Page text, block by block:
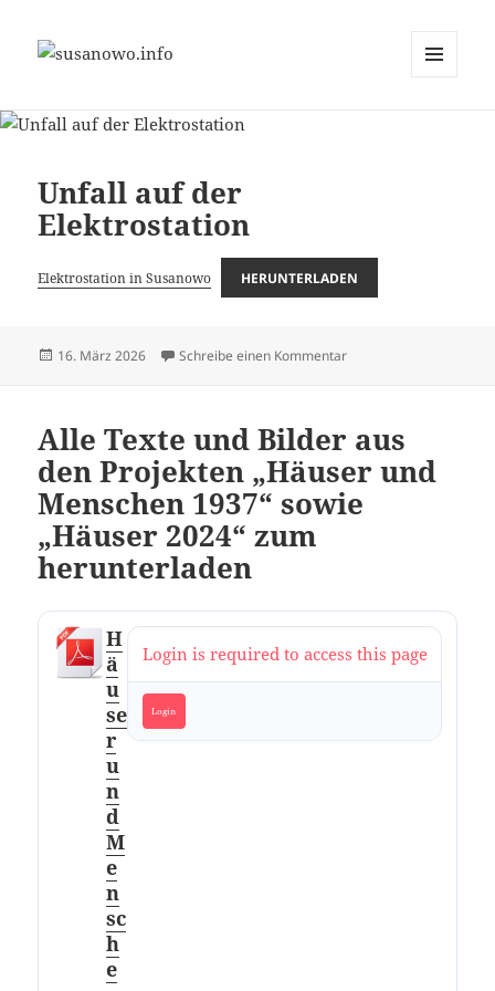
Unfall auf der
Elektrostation
Elektrostation in Susanowo HERUNTERLADEN
Veröffentlicht
16. März 2026 Schreibe einen Kommentarzu Unfall auf der
Alle Texte und Bilder aus
den Projekten „Häuser und
Menschen 1937“ sowie
„Häuser 2024“ zum
herunterladen
H
ä
u
se
r
u
n
d
M
e
n
sc
h
e
Login is required to access this page
Login